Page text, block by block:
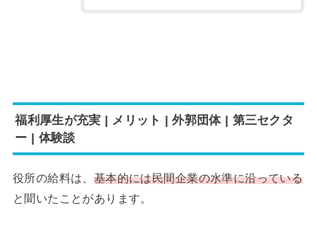
福利厚生が充実 | メリット | 外郭団体 | 第三セクタ
ー | 体験談
役所の給料は、 基本的には民間企業の水準に沿っている
と聞いたことがあります。